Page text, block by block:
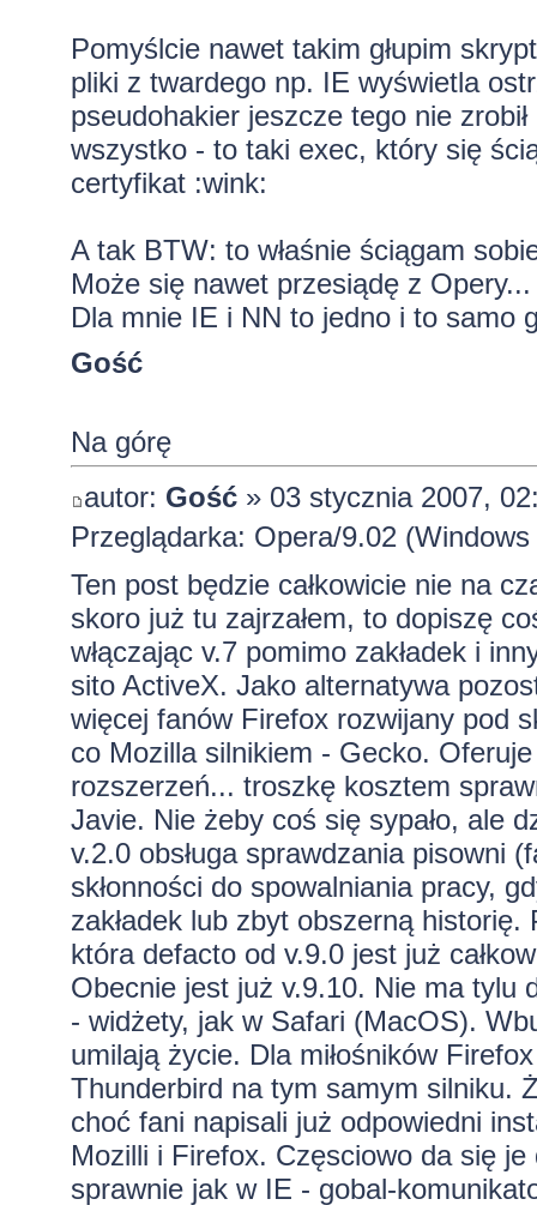
Pomyślcie nawet takim głupim
pliki z twardego np. IE wyświetla
pseudohakier jeszcze tego nie
wszystko - to taki exec, który się
certyfikat :wink:
A tak BTW: to właśnie ściągam
Może się nawet przesiądę z
Dla mnie IE i NN to jedno i to samo
Gość
Na górę
autor: Gość» 03 stycznia 2007,
Przeglądarka: Opera/9.02
Ten post będzie całkowicie nie na
skoro już tu zajrzałem, to dopiszę
włączając v.7 pomimo zakładek i
sito ActiveX. Jako alternatywa
więcej fanów Firefox rozwijany pod
co Mozilla silnikiem - Gecko.
rozszerzeń... troszkę kosztem
Javie. Nie żeby coś się sypało, ale
v.2.0 obsługa sprawdzania pisowni
skłonności do spowalniania pracy,
zakładek lub zbyt obszerną
która defacto od v.9.0 jest już
Obecnie jest już v.9.10. Nie ma tylu
- widżety, jak w Safari (MacOS).
umilają życie. Dla miłośników
Thunderbird na tym samym silniku.
choć fani napisali już odpowiedni
Mozilli i Firefox. Częsciowo da się
sprawnie jak w IE - gobal-